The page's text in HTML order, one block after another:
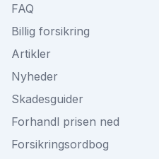
FAQ
Billig forsikring
Artikler
Nyheder
Skadesguider
Forhandl prisen ned
Forsikringsordbog